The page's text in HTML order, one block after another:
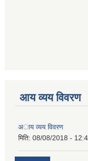
आय व्यय विवरण
अाय व्यय विवरण
मिति: 08/08/2018 -